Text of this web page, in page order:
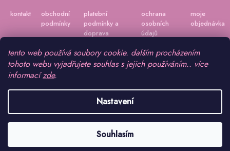
tento web používá soubory cookie. dalším procházením
tohoto webu vyjadřujete souhlas s jejich používáním.. více
informacízde.
Nastavení
Souhlasím
kontakt
obchodní
podmínky
platební
podmínky a
doprava
ochrana
osobních
údajů
moje
objednávka
Připravil Shoptetnamiru.cz
Copyright 2026www.peonygarden.cz. Všechna práva vyhrazena.